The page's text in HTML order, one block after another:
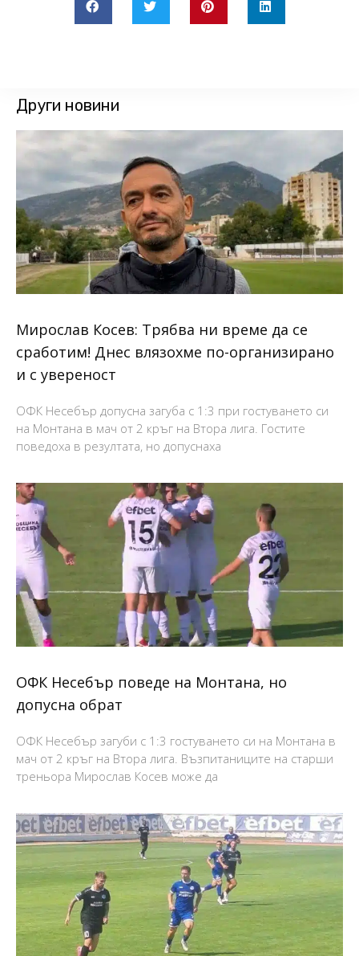
Други новини
Мирослав Косев: Трябва ни време да се
сработим! Днес влязохме по-организирано
и с увереност
ОФК Несебър допусна загуба с 1:3 при гостуването си
на Монтана в мач от 2 кръг на Втора лига. Гостите
поведоха в резултата, но допуснаха
ОФК Несебър поведе на Монтана, но
допусна обрат
ОФК Несебър загуби с 1:3 гостуването си на Монтана в
мач от 2 кръг на Втора лига. Възпитаниците на старши
треньора Мирослав Косев може да